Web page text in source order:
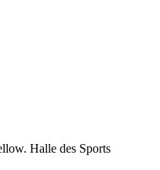
. Halle des Sports